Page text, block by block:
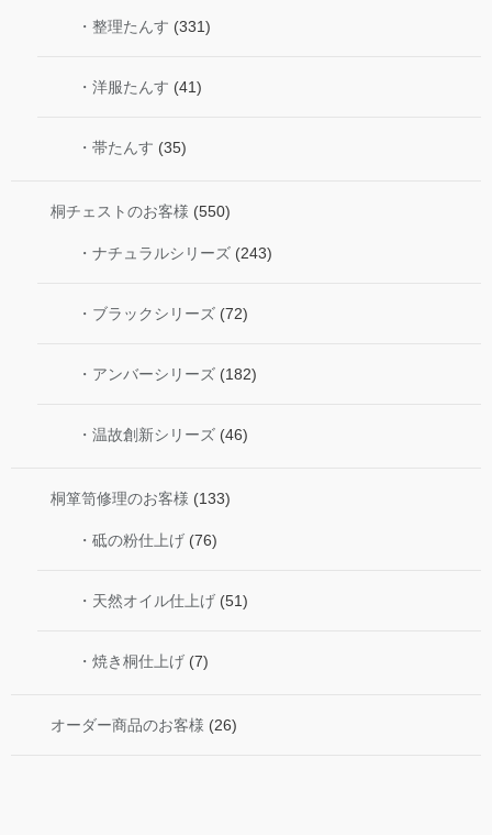
・整理たんす (331)
・洋服たんす (41)
・帯たんす (35)
桐チェストのお客様 (550)
・ナチュラルシリーズ (243)
・ブラックシリーズ (72)
・アンバーシリーズ (182)
・温故創新シリーズ (46)
桐箪笥修理のお客様 (133)
・砥の粉仕上げ (76)
・天然オイル仕上げ (51)
・焼き桐仕上げ (7)
オーダー商品のお客様 (26)